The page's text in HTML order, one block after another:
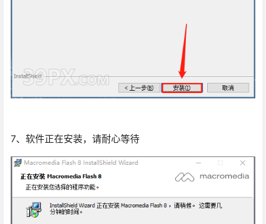
7、软件正在安装，请耐心等待